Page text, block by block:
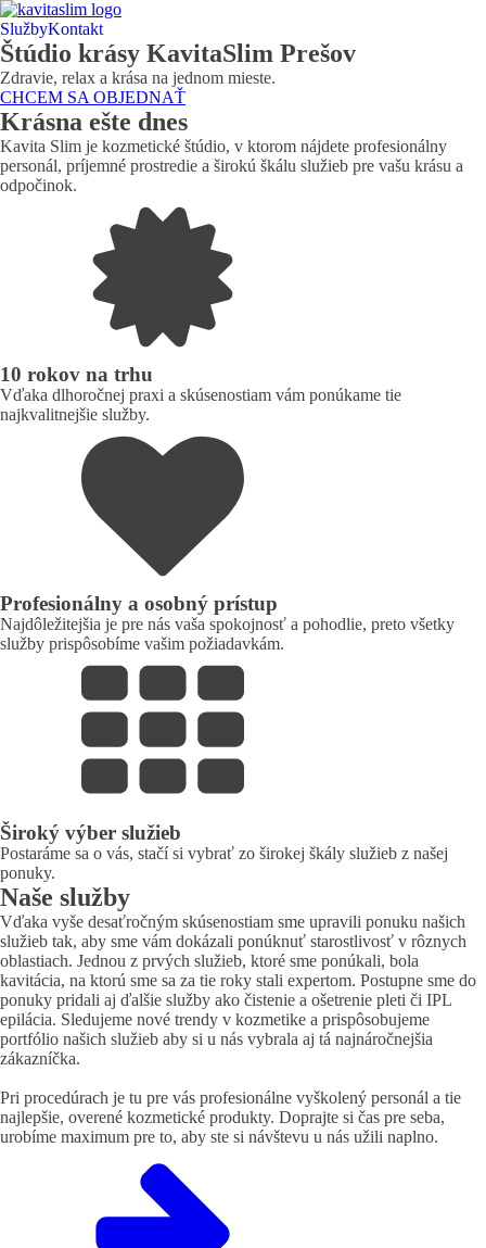
SlužbyKontakt
Štúdio krásy KavitaSlim Prešov
Zdravie, relax a krása na jednom mieste.
CHCEM SA OBJEDNAŤ
Krásna ešte dnes
Kavita Slim je kozmetické štúdio, v ktorom nájdete profesionálny
personál, príjemné prostredie a širokú škálu služieb pre vašu krásu a
odpočinok.
10 rokov na trhu
Vďaka dlhoročnej praxi a skúsenostiam vám ponúkame tie
najkvalitnejšie služby.
Profesionálny a osobný prístup
Najdôležitejšia je pre nás vaša spokojnosť a pohodlie, preto všetky
služby prispôsobíme vašim požiadavkám.
Široký výber služieb
Postaráme sa o vás, stačí si vybrať zo širokej škály služieb z našej
ponuky.
Naše služby
Vďaka vyše desaťročným skúsenostiam sme upravili ponuku našich
služieb tak, aby sme vám dokázali ponúknuť starostlivosť v rôznych
oblastiach. Jednou z prvých služieb, ktoré sme ponúkali, bola
kavitácia, na ktorú sme sa za tie roky stali expertom. Postupne sme do
ponuky pridali aj ďalšie služby ako čistenie a ošetrenie pleti či IPL
epilácia. Sledujeme nové trendy v kozmetike a prispôsobujeme
portfólio našich služieb aby si u nás vybrala aj tá najnáročnejšia
zákazníčka.
Pri procedúrach je tu pre vás profesionálne vyškolený personál a tie
najlepšie, overené kozmetické produkty. Doprajte si čas pre seba,
urobíme maximum pre to, aby ste si návštevu u nás užili naplno.